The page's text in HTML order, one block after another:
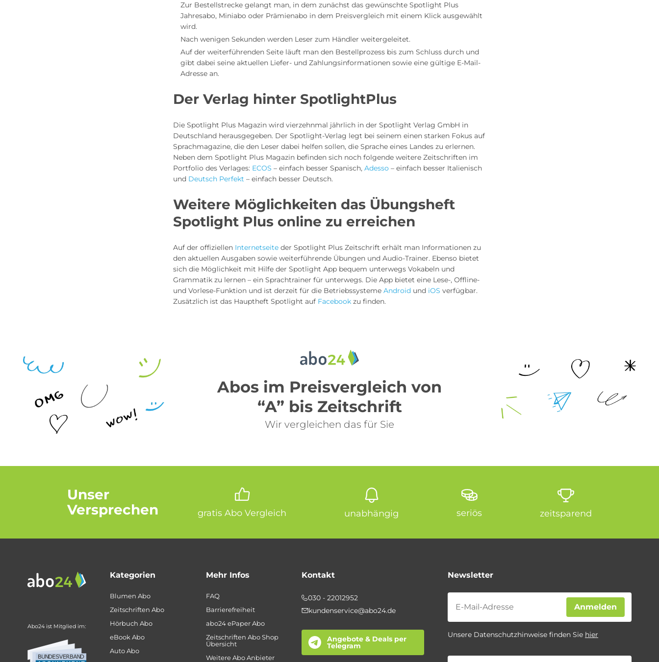
Zur Bestellstrecke gelangt man, in dem zunächst das gewünschte Spotlight Plus
Jahresabo, Miniabo oder Prämienabo in dem Preisvergleich mit einem Klick ausgewählt
wird.
Nach wenigen Sekunden werden Leser zum Händler weitergeleitet.
Auf der weiterführenden Seite läuft man den Bestellprozess bis zum Schluss durch und
gibt dabei seine aktuellen Liefer- und Zahlungsinformationen sowie eine gültige E-Mail-
Adresse an.
Der Verlag hinter SpotlightPlus
Die Spotlight Plus Magazin wird vierzehnmal jährlich in der Spotlight Verlag GmbH in
Deutschland herausgegeben. Der Spotlight-Verlag legt bei seinem einen starken Fokus auf
Sprachmagazine, die den Leser dabei helfen sollen, die Sprache eines Landes zu erlernen.
Neben dem Spotlight Plus Magazin befinden sich noch folgende weitere Zeitschriften im
Portfolio des Verlages: ECOS – einfach besser Spanisch,Adesso – einfach besser Italienisch
und Deutsch Perfekt – einfach besser Deutsch.
Weitere Möglichkeiten das Übungsheft
Spotlight Plus online zu erreichen
Auf der offiziellen Internetseite der Spotlight Plus Zeitschrift erhält man Informationen zu
den aktuellen Ausgaben sowie weiterführende Übungen und Audio-Trainer. Ebenso bietet
sich die Möglichkeit mit Hilfe der Spotlight App bequem unterwegs Vokabeln und
Grammatik zu lernen – ein Sprachtrainer für unterwegs. Die App bietet eine Lese-, Offline-
und Vorlese-Funktion und ist derzeit für die BetriebssystemeAndroid und iOS verfügbar.
Zusätzlich ist das Hauptheft Spotlight auf Facebook zu finden.
Abos im Preisvergleich von
“A” bis Zeitschrift
Wir vergleichen das für Sie
Unser
Versprechen
gratis Abo Vergleich unabhängig seriös zeitsparend
Abo24 ist Mitglied im:
Kategorien
Blumen Abo
Zeitschriften Abo
Hörbuch Abo
eBook Abo
Auto Abo
Mehr Infos
FAQ
Barrierefreiheit
abo24 ePaper Abo
Zeitschriften Abo Shop
Übersicht
Weitere Abo Anbieter
Kontakt
030 - 22012952
kundenservice@abo24.de
Angebote & Deals per
Telegram
Newsletter
Newsletter Anmelden
Unsere Datenschutzhinweise finden Sie hier